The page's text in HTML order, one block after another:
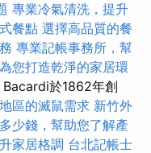
專業冷氣清洗，提升
餐點 選擇高品質的餐
專業記帳事務所，幫
您打造乾淨的家居環
Bacardi於1862年創
區的滅鼠需求 新竹外
少錢，幫助您了解產
家居格調 台北記帳士